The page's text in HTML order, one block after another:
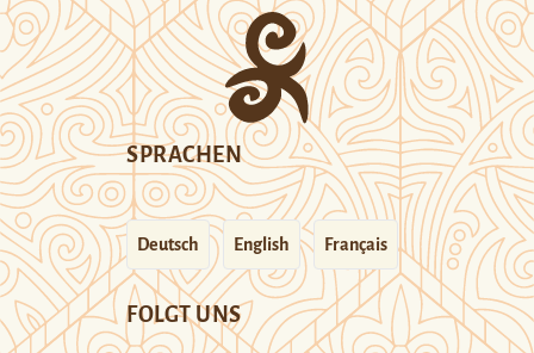
SPRACHEN
Deutsch English Français
FOLGT UNS